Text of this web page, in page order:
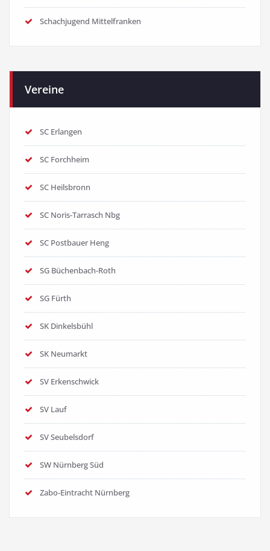
Schachjugend Mittelfranken
Vereine
SC Erlangen
SC Forchheim
SC Heilsbronn
SC Noris-Tarrasch Nbg
SC Postbauer Heng
SG Büchenbach-Roth
SG Fürth
SK Dinkelsbühl
SK Neumarkt
SV Erkenschwick
SV Lauf
SV Seubelsdorf
SW Nürnberg Süd
Zabo-Eintracht Nürnberg